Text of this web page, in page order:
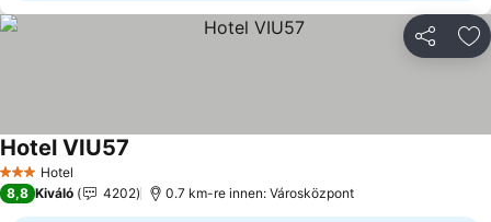
3 Kategória
Hotel
Hotel VIU57
8,8 Kiváló 4202 0.7 km-re innen: Városközpont